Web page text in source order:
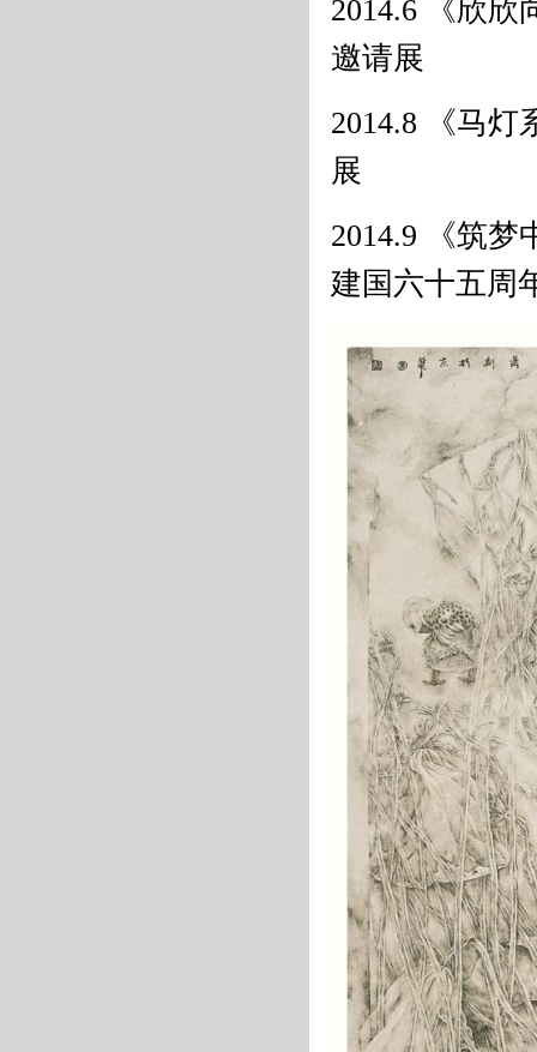
2014.6 《欣
邀请展
2014.8 《马
展
2014.9 《筑
建国六十五周